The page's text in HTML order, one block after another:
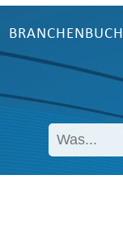
BRANCHENBUCH